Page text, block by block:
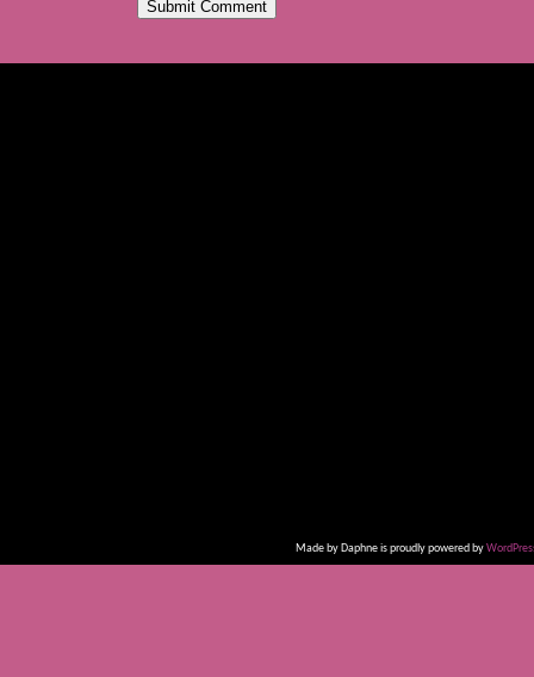
Made by Daphne is proudly powered by